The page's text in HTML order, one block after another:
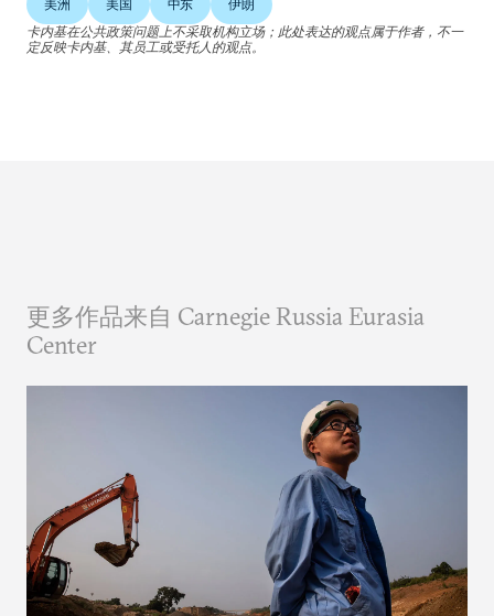
美洲 美国 中东
伊朗
卡内基在公共政策问题上不采取机构立场；此处表达的观点属于作者，不一
定反映卡内基、其员工或受托人的观点。
更多作品来自 Carnegie Russia Eurasia
Center